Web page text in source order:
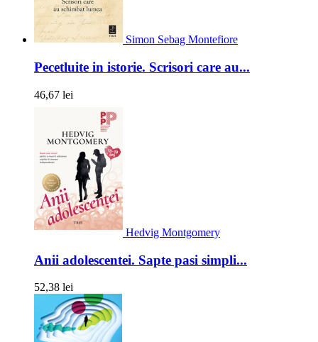
Simon Sebag Montefiore
Pecetluite in istorie. Scrisori care au...
46,67 lei
Hedvig Montgomery
Anii adolescentei. Sapte pasi simpli...
52,38 lei